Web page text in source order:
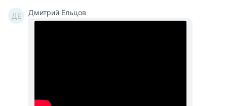
ДЕ Дмитрий Ельцов